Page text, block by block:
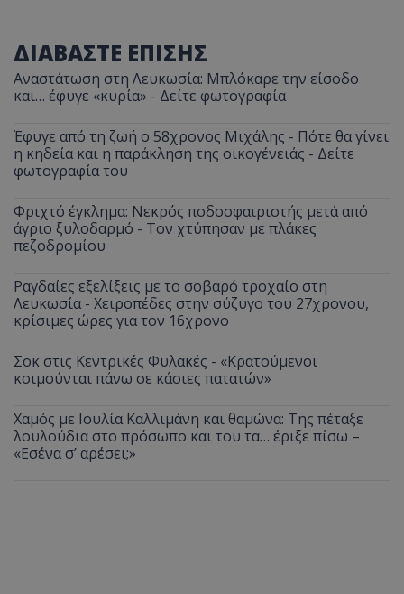
ΔΙΑΒΑΣΤΕ ΕΠΙΣΗΣ
Αναστάτωση στη Λευκωσία: Μπλόκαρε την είσοδο
και… έφυγε «κυρία» - Δείτε φωτογραφία
Έφυγε από τη ζωή ο 58χρονος Μιχάλης - Πότε θα γίνει
η κηδεία και η παράκληση της οικογένειάς - Δείτε
φωτογραφία του
Φριχτό έγκλημα: Νεκρός ποδοσφαιριστής μετά από
άγριο ξυλοδαρμό - Τον χτύπησαν με πλάκες
πεζοδρομίου
Ραγδαίες εξελίξεις με το σοβαρό τροχαίο στη
Λευκωσία - Χειροπέδες στην σύζυγο του 27χρονου,
κρίσιμες ώρες για τον 16χρονο
Σοκ στις Κεντρικές Φυλακές - «Κρατούμενοι
κοιμούνται πάνω σε κάσιες πατατών»
Χαμός με Ιουλία Καλλιμάνη και θαμώνα: Της πέταξε
λουλούδια στο πρόσωπο και του τα… έριξε πίσω –
«Εσένα σ’ αρέσει;»